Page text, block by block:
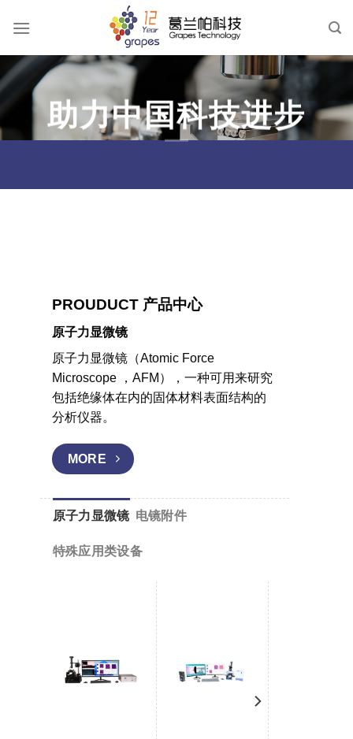
容
助力中国科技进步
PROUDUCT 产品中心
原子力显微镜
原子力显微镜（Atomic Force
Microscope ，AFM），一种可用来研究
包括绝缘体在内的固体材料表面结构的
分析仪器。
MORE
原子力显微镜 电镜附件
特殊应用类设备